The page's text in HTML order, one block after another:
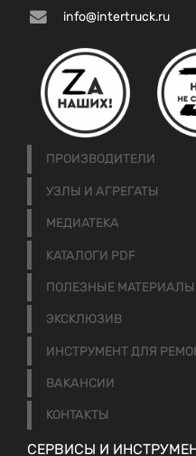
info@intertruck.ru
ПРОИЗВОДИТЕЛИ
УЗЛЫ И АГРЕГАТЫ
МЕДИАТЕКА
КАТАЛОГИ PDF
ПОЛЕЗНЫЕ МАТЕРИАЛЫ
ЭКСКЛЮЗИВ
ИНСТРУМЕНТ ДЛЯ
ВАКАНСИИ
КОНТАКТЫ
СЕРВИСЫ И